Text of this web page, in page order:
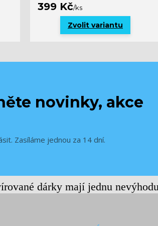
399 Kč/ks
Zvolit variantu
novinky, akce
Zasíláme jednou za 14 dní.
dárky mají jednu